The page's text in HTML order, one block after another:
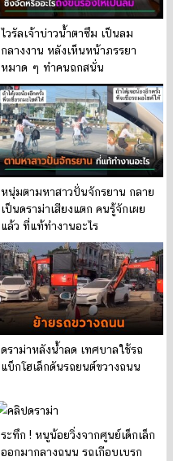
ไวรัลเจ้าบ่าวน้ำตาซึม เป็นลม
กลางงาน หลังเห็นหน้าภรรยา
หมาด ๆ ทำคนถกสนั่น
หนุ่มตามหาสาวปั่นจักรยาน กลาย
เป็นดราม่าเสียงแตก คนรู้จักเผย
แล้ว ที่แท้ทำงานอะไร
ดราม่าหลังน้ำลด เทศบาลใช้รถ
แบ็กโฮเล็กดันรถยนต์ขวางถนน
ระทึก ! หนูน้อยวิ่งจากศูนย์เด็กเล็ก
ออกมากลางถนน รถเกือบเบรก